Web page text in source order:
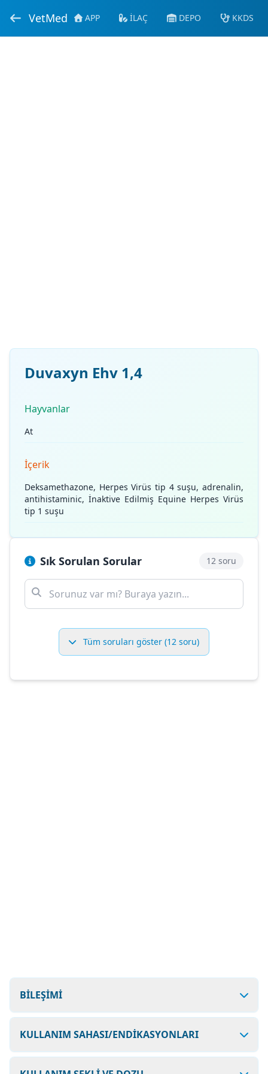
VetMed APP İLAÇ DEPO KKDS
Duvaxyn Ehv 1,4
Hayvanlar
At
İçerik
Deksamethazone, Herpes Virüs tip 4 suşu, adrenalin,
antihistaminic, İnaktive Edilmiş Equine Herpes Virüs
tip 1 suşu
Sık Sorulan Sorular 12 soru
Tüm soruları göster (12 soru)
BİLEŞİMİ
KULLANIM SAHASI/ENDİKASYONLARI